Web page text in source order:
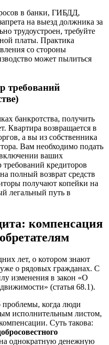
в банки, ГИБДД,
на выезд должника за
трудоустроен, требуйте
платы. Практика
со стороны
может пылиться
требований
банкротства, получить
Квартира возвращается в
а вы из собственника
Вам необходимо подать
ваших
кредиторов
полный возврат средств
получают копейки на
легальный путь в
компенсация
лет, о котором знают
о рядовых гражданах. С
изменения в закон «О
(статья 68.1).
проблемы, когда люди
исполнительным листом,
Суть такова:
однократную денежную